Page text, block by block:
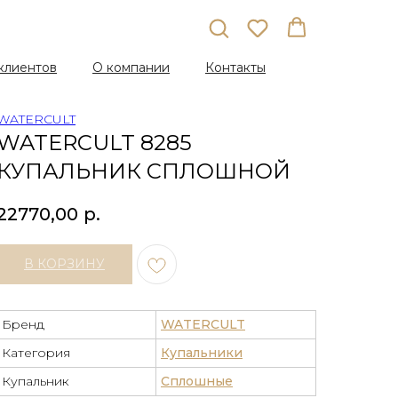
О компании Контакты
8285
КУПАЛЬНИК СПЛОШНОЙ
р.
В КОРЗИНУ
Бренд
WATERCULT
Категория
Купальники
Купальник
Сплошные